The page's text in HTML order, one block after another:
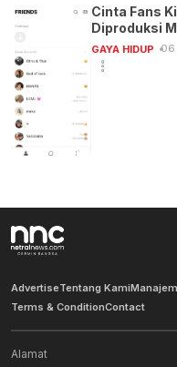
Cinta Fans
Diproduksi
GAYA HIDUP 06
AdvertiseTentang Kami
Terms & ConditionContact
Alamat